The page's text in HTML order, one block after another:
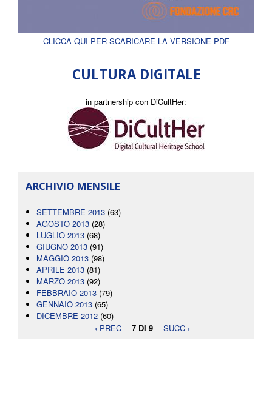
CLICCA QUI PER SCARICARE LA VERSIONE PDF
CULTURA DIGITALE
in partnership con DiCultHer:
ARCHIVIO MENSILE
SETTEMBRE 2013 (63)
AGOSTO 2013 (28)
LUGLIO 2013 (68)
GIUGNO 2013 (91)
MAGGIO 2013 (98)
APRILE 2013 (81)
MARZO 2013 (92)
FEBBRAIO 2013 (79)
GENNAIO 2013 (65)
DICEMBRE 2012 (60)
‹ PREC
7 DI 9 SUCC ›